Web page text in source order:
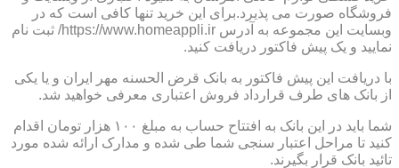
فروشگاه صورت می پذیرد.برای این خرید تنها کافی است که در
وبسایت این مجموعه به آدرس https://www.homeappli.ir/ ثبت نام
نمایید و یک پیش فاکتور دریافت کنید.
با دریافت این پیش فاکتور به بانک قرض الحسنه مهر ایران و یا یکی
از بانک های طرف قرارداد فروش اعتباری معرفی خواهید شد.
شما باید در این بانک به افتتاح حساب به مبلغ ۱۰۰ هزار تومان اقدام
کنید تا مراحل اعتبار سنجی شما طی شده و مدارک ارائه شده مورد
تائید بانک قرار بگیرند.